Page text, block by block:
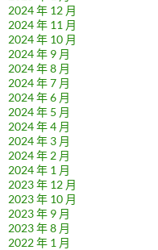
2024 年 12 月
2024 年 11 月
2024 年 10 月
2024 年 9 月
2024 年 8 月
2024 年 7 月
2024 年 6 月
2024 年 5 月
2024 年 4 月
2024 年 3 月
2024 年 2 月
2024 年 1 月
2023 年 12 月
2023 年 10 月
2023 年 9 月
2023 年 8 月
2022 年 1 月